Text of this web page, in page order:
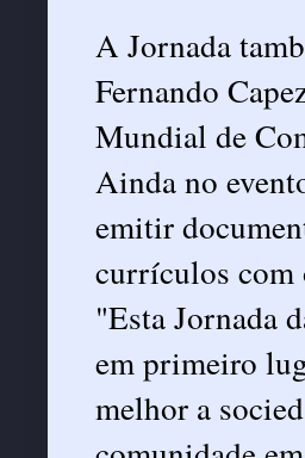
A Jornada
Fernando
Mundial de
Ainda no
emitir
currículos com
"Esta Jornada
em primeiro
melhor a